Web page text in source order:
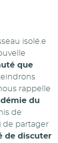
isolé.e
que
rappelle
du
de
de partager
de discuter